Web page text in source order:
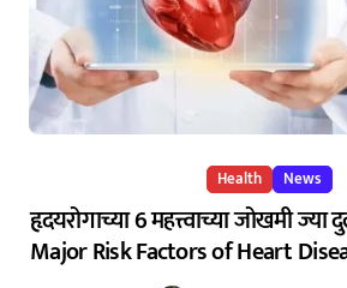
Health News
हृदयरोगाच्या 6 महत्त्वाच्या जोखमी
Major Risk Factors of Heart